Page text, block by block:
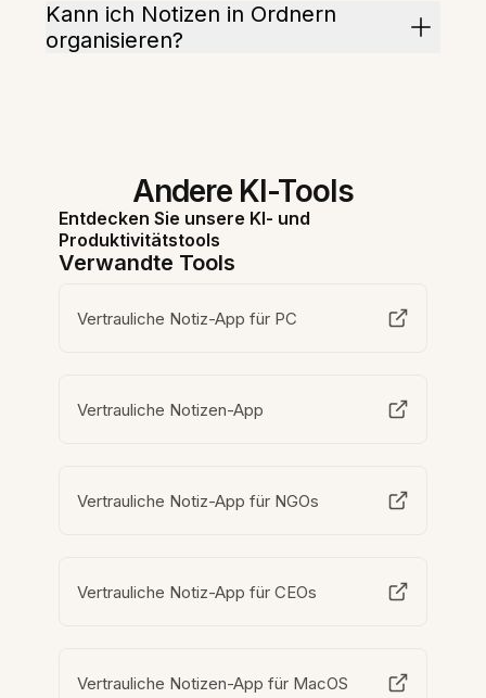
Kann ich Notizen in Ordnern
organisieren?
Andere KI-Tools
Entdecken Sie unsere KI- und
Produktivitätstools
Verwandte Tools
Vertrauliche Notiz-App für PC
Vertrauliche Notizen-App
Vertrauliche Notiz-App für NGOs
Vertrauliche Notiz-App für CEOs
Vertrauliche Notizen-App für MacOS